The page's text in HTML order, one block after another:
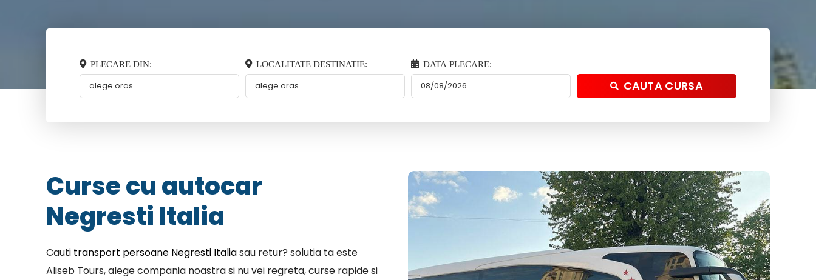
PLECARE DIN: LOCALITATE DESTINATIE: DATA PLECARE:
CAUTA CURSA
Curse cu autocar
Negresti Italia
Cauti transport persoane Negresti Italiasau retur? solutia ta este
Aliseb Tours, alege compania noastra si nu vei regreta, curse rapide si